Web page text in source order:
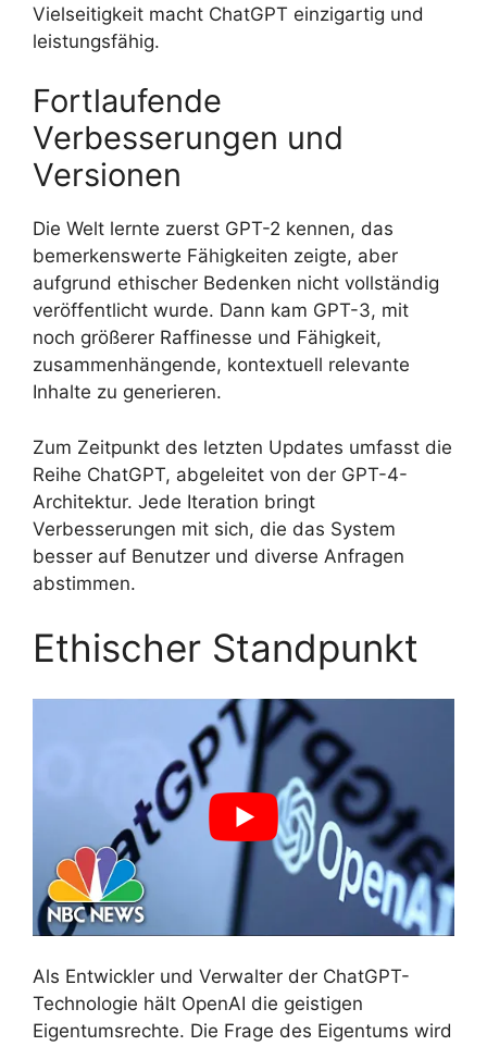
Vielseitigkeit macht ChatGPT einzigartig und
leistungsfähig.
Fortlaufende
Verbesserungen und
Versionen
Die Welt lernte zuerst GPT-2 kennen, das
bemerkenswerte Fähigkeiten zeigte, aber
aufgrund ethischer Bedenken nicht vollständig
veröffentlicht wurde. Dann kam GPT-3, mit
noch größerer Raffinesse und Fähigkeit,
zusammenhängende, kontextuell relevante
Inhalte zu generieren.
Zum Zeitpunkt des letzten Updates umfasst die
Reihe ChatGPT, abgeleitet von der GPT-4-
Architektur. Jede Iteration bringt
Verbesserungen mit sich, die das System
besser auf Benutzer und diverse Anfragen
abstimmen.
Ethischer Standpunkt
Als Entwickler und Verwalter der ChatGPT-
Technologie hält OpenAI die geistigen
Eigentumsrechte. Die Frage des Eigentums wird